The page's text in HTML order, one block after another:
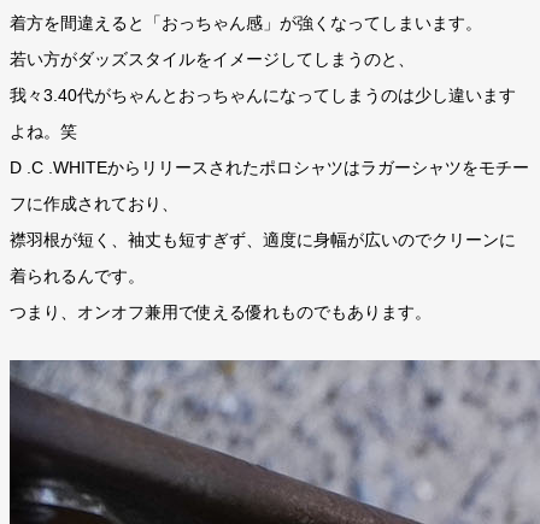
着方を間違えると「おっちゃん感」が強くなってしまいます。
若い方がダッズスタイルをイメージしてしまうのと、
我々3.40代がちゃんとおっちゃんになってしまうのは少し違います
よね。笑
D .C .WHITEからリリースされたポロシャツはラガーシャツをモチー
フに作成されており、
襟羽根が短く、袖丈も短すぎず、適度に身幅が広いのでクリーンに
着られるんです。
つまり、オンオフ兼用で使える優れものでもあります。